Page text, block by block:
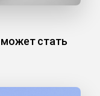
стать